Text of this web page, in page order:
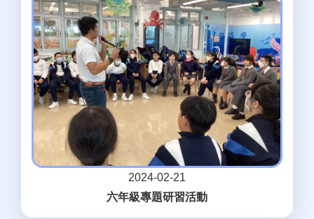
2024-02-21
六年級專題研習活動